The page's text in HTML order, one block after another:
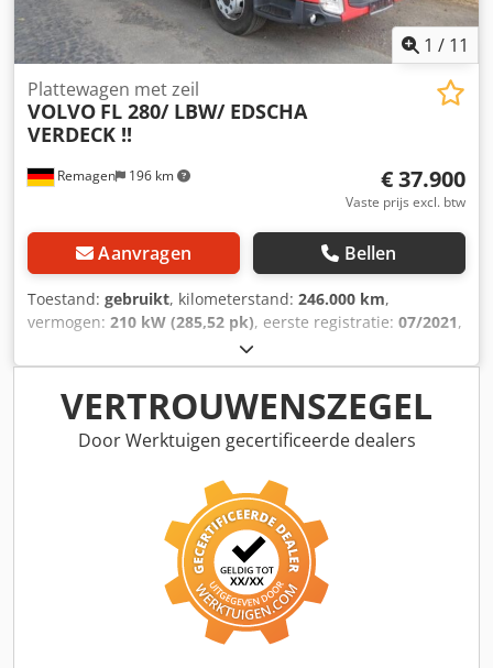
1 / 11
Remagen 196 km
Plattewagen met zeil
VOLVO FL 280/ LBW/ EDSCHA
VERDECK !!
€ 37.900
Vaste prijs excl. btw
Aanvragen Bellen
Toestand: gebruikt, kilometerstand: 246.000 km,
vermogen: 210 kW (285,52 pk), eerste registratie: 07/2021,
, totaalgewicht:
asconfiguratie:2 assen, volgende keuring (TÜV):07/2026,
kleur: rood, soort overbrenging:automatisch,
emissieklasse:Euro 6, totale breedte:2.550 mm, totale
hoogte:4.000 mm, laadruimte lengte:7.530 mm,
, Uitrusting:ABS, airconditioning,
elektronisch stabiliteitsprogramma (ESP), laadklep
VOLVO FL 280 Chassisnummer: ...MZ135329 Dakspoiler
Luchtvering achter Staalvering voor EURO-norm 6d
Zonneklep Luchtvering Airconditioning
Afstandsregelsysteem Rijstrookassistent Elektrische ramen
Radio Bandenprofiel ca. 50% Duits voertuig 1 eigenaar
Onderhoudscontract liep bij Volvo Originele kleur
VERTROUWENSZEGEL
Door Werktuigen gecertificeerde dealers